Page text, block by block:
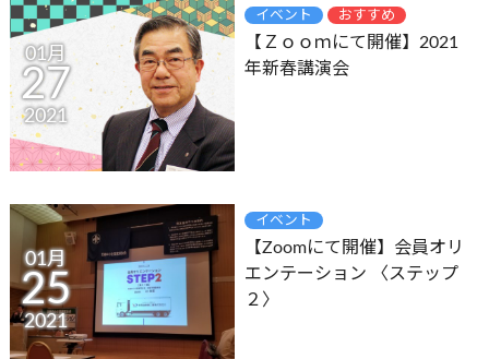
01月
27
2021
イベント おすすめ
【Ｚｏｏｍにて開催】2021
年新春講演会
01月
25
2021
イベント
【Zoomにて開催】会員オリ
エンテーション 〈ステップ
２〉